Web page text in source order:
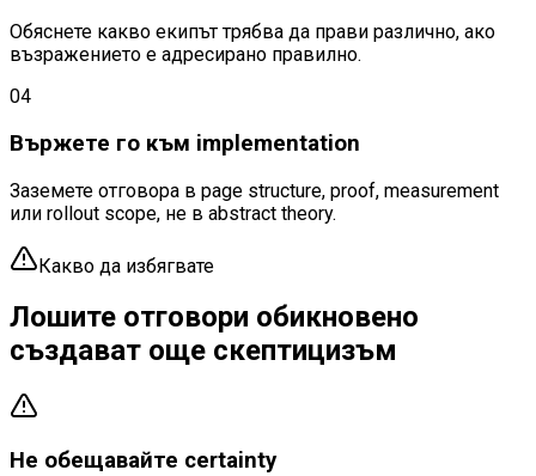
Обяснете какво екипът трябва да прави различно, ако
възражението е адресирано правилно.
04
Вържете го към implementation
Заземете отговора в page structure, proof, measurement
или rollout scope, не в abstract theory.
Какво да избягвате
Лошите отговори обикновено
създават още скептицизъм
Не обещавайте certainty